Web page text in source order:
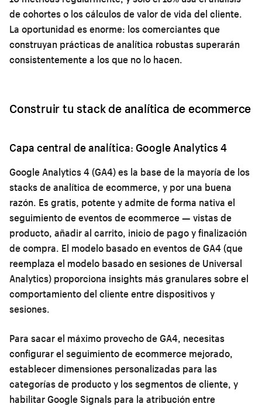
de cohortes o los cálculos de valor de vida del cliente.
La oportunidad es enorme: los comerciantes que
construyan prácticas de analítica robustas superarán
consistentemente a los que no lo hacen.
Construir tu stack de analítica de ecommerce
Capa central de analítica: Google Analytics 4
Google Analytics 4 (GA4) es la base de la mayoría de los
stacks de analítica de ecommerce, y por una buena
razón. Es gratis, potente y admite de forma nativa el
seguimiento de eventos de ecommerce — vistas de
producto, añadir al carrito, inicio de pago y finalización
de compra. El modelo basado en eventos de GA4 (que
reemplaza el modelo basado en sesiones de Universal
Analytics) proporciona insights más granulares sobre el
comportamiento del cliente entre dispositivos y
sesiones.
Para sacar el máximo provecho de GA4, necesitas
configurar el seguimiento de ecommerce mejorado,
establecer dimensiones personalizadas para las
categorías de producto y los segmentos de cliente, y
habilitar Google Signals para la atribución entre